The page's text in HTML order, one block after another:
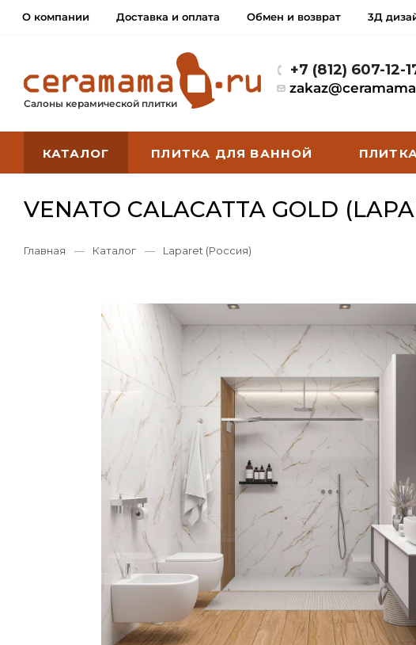
О компании Доставка и оплата Обмен и возврат 3Д
Салоны керамической плитки
+7 (812) 607-12-
КАТАЛОГ ПЛИТКА ДЛЯ ВАННОЙ
VENATO CALACATTA GOLD
Главная — Каталог — Laparet (Россия)